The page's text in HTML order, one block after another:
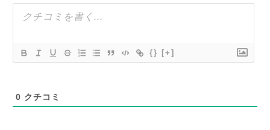
{} [+]
0 クチコミ